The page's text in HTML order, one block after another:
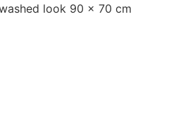
look 90 x 70 cm